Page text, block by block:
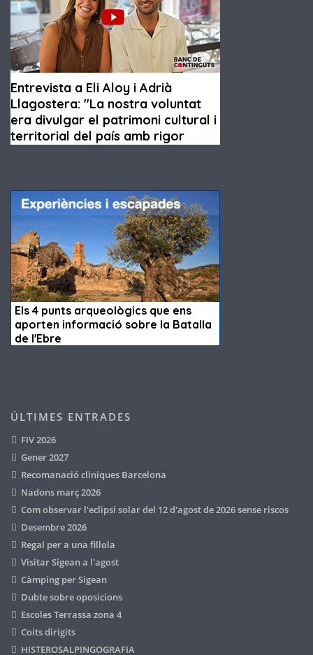
ÚLTIMES ENTRADES
FIV 2026
Gener 2027
Recomanació cliniques Barcelona
Nadons març 2026
Com observar l'eclipsi solar del 12 d'agost de 2026 sense riscos
Desembre 2026
Regal per a una fillola
Visitar Sigean a l'agost
Càmping per Sigean
Dubte sobre oposicions
Escoles Terrassa zona 4
Coits dirigits
HISTEROSALPINGOGRAFIA